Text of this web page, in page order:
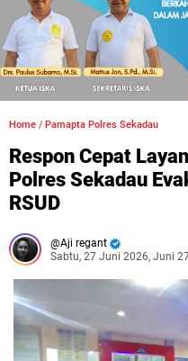
Home / Pamapta Polres Sekadau
Respon Cepat
Polres Sekadau
RSUD
Aji regant
Sabtu, 27 Juni 2026, Juni